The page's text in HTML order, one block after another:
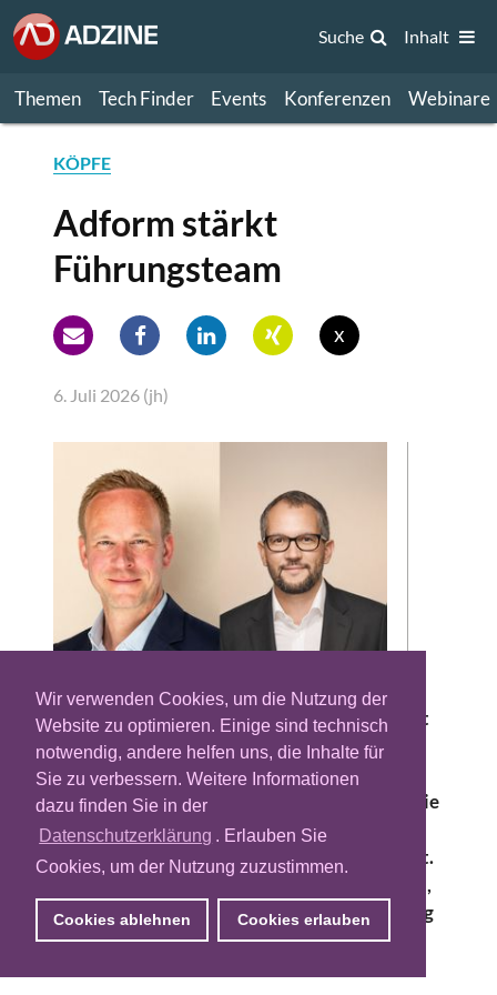
Wir verwenden Cookies, um die Nutzung der
Website zu optimieren. Einige sind technisch
notwendig, andere helfen uns, die Inhalte für
Sie zu verbessern. Weitere Informationen
dazu finden Sie in der
Datenschutzerklärung . Erlauben Sie
Cookies, um der Nutzung zuzustimmen.
Cookies ablehnen Cookies erlauben
Themen Tech Finder Events Konferenzen Webinare
Suche Inhalt
KÖPFE
Adform stärkt
Führungsteam
x
6. Juli 2026 (jh)
Das Adtech-Unternehmen Adform erweitert
sein Führungsteam. Daniel Neuhaus
übernimmt als Senior Vice President und
Regional President die Verantwortung für die
DACH-Region. Gleichzeitig wird Stefan
Sommer zum Chief Growth Officer befördert.
Beide Manager berichten an Oliver Whitten,
Chief Operating Officer, und gehören künftig
dem Senior Leadership Team des